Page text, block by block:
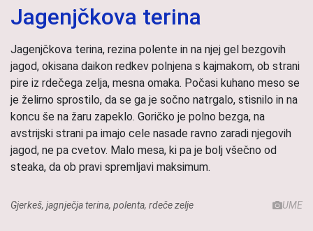
Gjerkeš, jagnječja terina, polenta, rdeče zelje UME
Jagenjčkova terina
Jagenjčkova terina, rezina polente in na njej gel bezgovih
jagod, okisana daikon redkev polnjena s kajmakom, ob strani
pire iz rdečega zelja, mesna omaka. Počasi kuhano meso se
je želirno sprostilo, da se ga je sočno natrgalo, stisnilo in na
koncu še na žaru zapeklo. Goričko je polno bezga, na
avstrijski strani pa imajo cele nasade ravno zaradi njegovih
jagod, ne pa cvetov. Malo mesa, ki pa je bolj všečno od
steaka, da ob pravi spremljavi maksimum.